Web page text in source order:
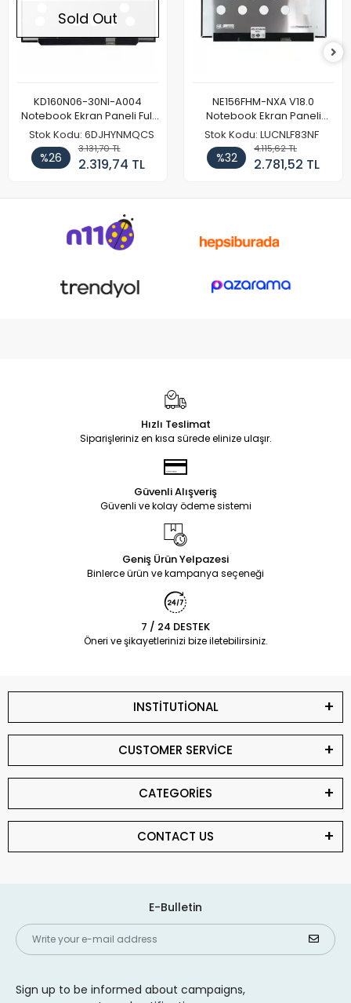
Sold Out
KD160N06-30NI-A004
Notebook Ekran Paneli Full
HD
Stok Kodu: 6DJHYNMQCS
%26
3.131,70 TL
2.319,74 TL
NE156FHM-NXA V18.0
Notebook Ekran Paneli
144Hz
Stok Kodu: LUCNLF83NF
%32
4.115,62 TL
2.781,52 TL
Hızlı Teslimat
Siparişleriniz en kısa sürede elinize ulaşır.
Güvenli Alışveriş
Güvenli ve kolay ödeme sistemi
Geniş Ürün Yelpazesi
Binlerce ürün ve kampanya seçeneği
7 / 24 DESTEK
Öneri ve şikayetlerinizi bize iletebilirsiniz.
INSTİTUTİONAL
CUSTOMER SERVİCE
CATEGORİES
CONTACT US
E-Bulletin
Sign up to be informed about campaigns,